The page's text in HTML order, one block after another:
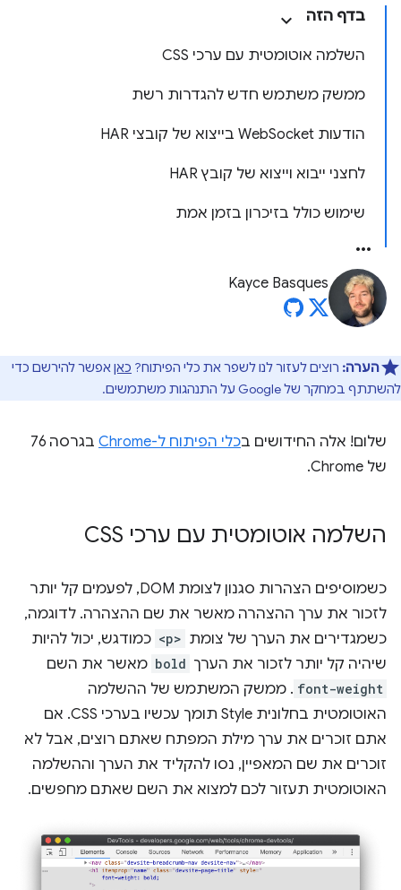
בדף הזה
השלמה אוטומטית עם ערכי CSS
ממשק משתמש חדש להגדרות רשת
הודעות WebSocket בייצוא של קובצי HAR
לחצני ייבוא וייצוא של קובץ HAR
שימוש כולל בזיכרון בזמן אמת
Kayce Basques
הערה: רוצים לעזור לנו לשפר את כלי הפיתוח? כאןאפשר להירשם כדי
להשתתף במחקר של Google על התנהגות משתמשים.
שלום! אלה החידושים בכלי הפיתוח ל-Chrome
בגרסה 76
של Chrome.
השלמה אוטומטית עם ערכי CSS
כשמוסיפים הצהרות סגנון לצומת DOM, לפעמים קל יותר
לזכור את ערך ההצהרה מאשר את שם ההצהרה. לדוגמה,
כשמגדירים את הערך של צומת <p> כמודגש, יכול להיות
שיהיה קל יותר לזכור את הערך bold מאשר את השם
font-weight . ממשק המשתמש של ההשלמה
האוטומטית בחלונית Style תומך עכשיו בערכי CSS. אם
אתם זוכרים את ערך מילת המפתח שאתם רוצים, אבל לא
זוכרים את שם המאפיין, נסו להקליד את הערך וההשלמה
האוטומטית תעזור לכם למצוא את השם שאתם מחפשים.